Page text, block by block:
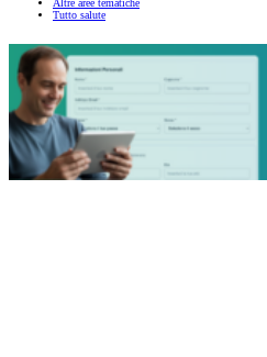
Altre aree tematiche
Tutto salute